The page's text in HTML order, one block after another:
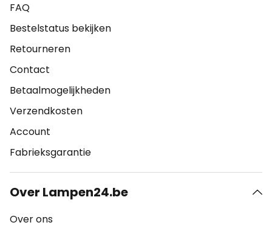
FAQ
Bestelstatus bekijken
Retourneren
Contact
Betaalmogelijkheden
Verzendkosten
Account
Fabrieksgarantie
Over Lampen24.be
Over ons